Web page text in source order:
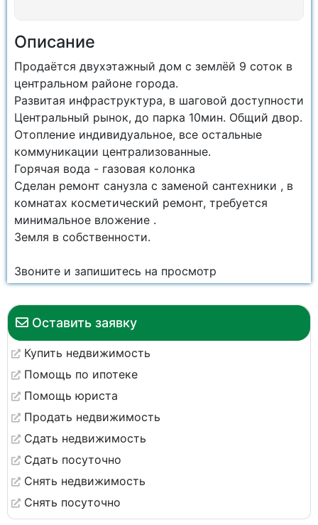
Оставить заявку
Купить недвижимость
Помощь по ипотеке
Помощь юриста
Продать недвижимость
Сдать недвижимость
Сдать посуточно
Снять недвижимость
Снять посуточно
Описание
Продаётся двухэтажный дом с землёй 9 соток в
центральном районе города.
Развитая инфраструктура, в шаговой доступности
Центральный рынок, до парка 10мин. Общий двор.
Отопление индивидуальное, все остальные
коммуникации централизованные.
Горячая вода - газовая колонка
Сделан ремонт санузла с заменой сантехники , в
комнатах косметический ремонт, требуется
минимальное вложение .
Земля в собственности.
Звоните и запишитесь на просмотр